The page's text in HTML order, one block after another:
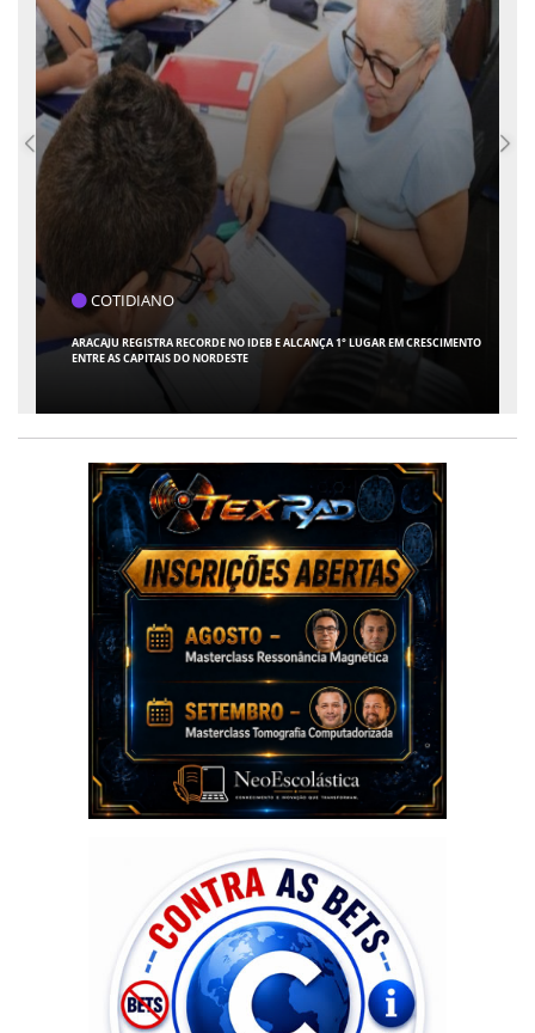
COTIDIANO
1ª TURMA DO TRT-SE MULTA EMPRESA APÓS ADVOGADA USAR INTELIGÊNCIA
ARTIFICIAL PARA INVENTAR PRECEDENTES JUDICIAIS